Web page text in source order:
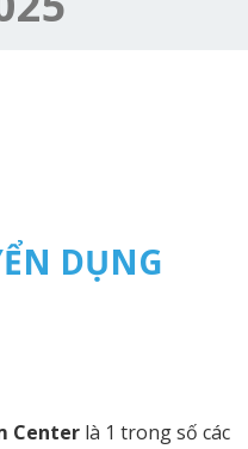
DỤNG
Center là 1 trong số các